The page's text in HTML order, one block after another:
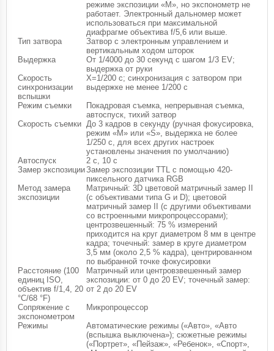
режиме экспозиции «M», но экспонометр не
работает. Электронный дальномер может
использоваться при максимальной
диафрагме объектива f/5,6 или выше.
Тип затвора
Затвор с электронным управлением и
вертикальным ходом шторок
Выдержка
От 1/4000 до 30 секунд с шагом 1/3 EV;
выдержка от руки
Скорость
синхронизации
вспышки
X=1/200 с; синхронизация с затвором при
выдержке не менее 1/200 с
Режим съемки
Покадровая съемка, непрерывная съемка,
автоспуск, тихий затвор
Скорость съемки До 3 кадров в секунду (ручная фокусировка,
режим «M» или «S», выдержка не более
1/250 с, для всех других настроек
установлены значения по умолчанию)
Автоспуск
2 с, 10 с
Замер экспозицииЗамер экспозиции TTL с помощью 420-
пиксельного датчика RGB
Метод замера
экспозиции
Матричный: 3D цветовой матричный замер II
(с объективами типа G и D); цветовой
матричный замер II (с другими объективами
со встроенными микропроцессорами);
центрозвешенный: 75 % измерений
приходится на круг диаметром 8 мм в центре
кадра; точечный: замер в круге диаметром
3,5 мм (около 2,5 % кадра), центрированном
по выбранной точке фокусировки
Расстояние (100
единиц ISO,
объектив f/1,4, 20
°C/68 °F)
Матричный или центровзвешенный замер
экспозиции: от 0 до 20 EV; точечный замер:
от 2 до 20 EV
Сопряжение с
экспонометром
Микропроцессор
Режимы
Автоматические режимы («Авто», «Авто
(вспышка выключена»); сюжетные режимы
(«Портрет», «Пейзаж», «Ребенок», «Спорт»,